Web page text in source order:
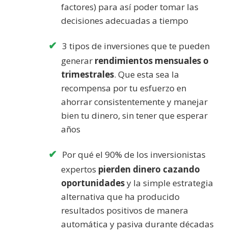
factores) para así poder tomar las
decisiones adecuadas a tiempo
3 tipos de inversiones que te pueden
generar rendimientos mensuales o
trimestrales. Que esta sea la
recompensa por tu esfuerzo en
ahorrar consistentemente y manejar
bien tu dinero, sin tener que esperar
años
Por qué el 90% de los inversionistas
expertos pierden dinero cazando
oportunidadesy la simple estrategia
alternativa que ha producido
resultados positivos de manera
automática y pasiva durante décadas